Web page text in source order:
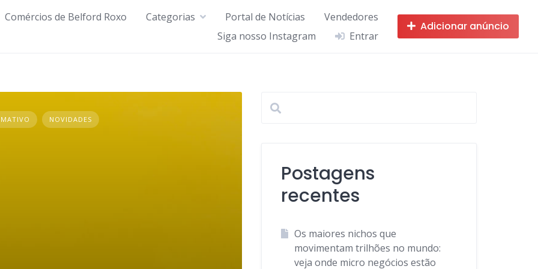
Comércios de Belford Roxo Categorias Portal de Notícias
Vendedores
Siga nosso Instagram
Entrar
Adicionar anúncio
NOVIDADES
Postagens
recentes
Os maiores nichos que
movimentam trilhões no mundo:
veja onde micro negócios estão